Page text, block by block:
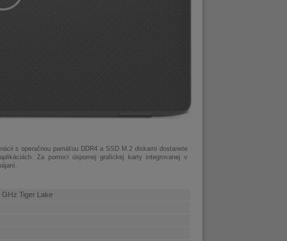
s operačnou pamäťou DDR4 a SSD M.2 diskami dostanete
Za pomoci úspornej grafickej karty integrovanej v
GHz Tiger Lake